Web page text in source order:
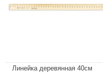
Линейка деревянная 40см